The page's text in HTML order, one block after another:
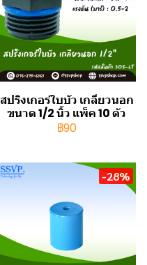
สปริงเกอร์ใบบัว เกลียวนอก
ขนาด 1/2 นิ้ว แพ็ค 10 ตัว
฿90
-28%